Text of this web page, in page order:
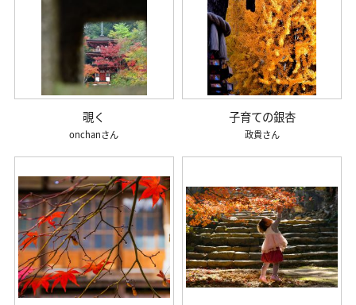
覗く
onchan
子育ての銀杏
政貴